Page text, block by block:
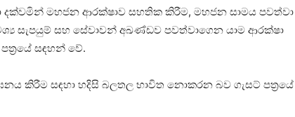
මහජන ආරක්ෂාව සහතික කිරීම, මහජන සාමය පවත්වා
සැපයුම් සහ සේවාවන් අඛණ්ඩව පවත්වාගෙන යාම ආරක්ෂා
සඳහන් වේ.
කිරීම සඳහා හදිසි බලතල භාවිත නොකරන බව ගැසට් පත්‍රයේ